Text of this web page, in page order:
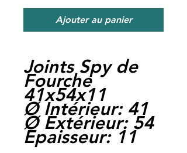
Ajouter au panier
Joints Spy de
Fourche
41x54x11
Ø Intérieur: 41
Ø Extérieur: 54
Epaisseur: 11